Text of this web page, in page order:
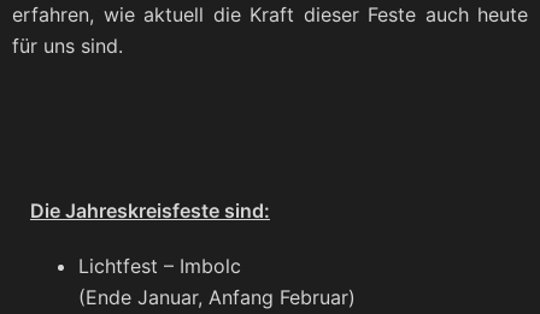
erfah­ren, wie aktu­ell die Kraft die­ser Fes­te auch heu­te
für uns sind.
Die Jah­res­kreis­fes­te sind:
Licht­fest – Imbolc
(Ende Janu­ar, Anfang Februar)